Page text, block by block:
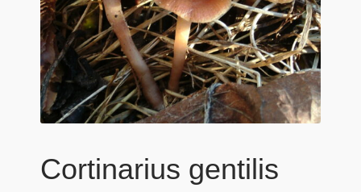
Cortinarius gentilis